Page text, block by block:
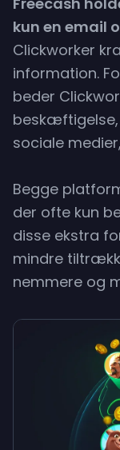
kun en email
Clickworker
information.
beder
beskæftigelse,
sociale
Begge
der ofte kun
disse ekstra
mindre
nemmere og